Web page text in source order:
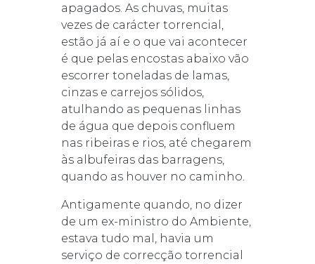
apagados. As chuvas, muitas
vezes de carácter torrencial,
estão já aí e o que vai acontecer
é que pelas encostas abaixo vão
escorrer toneladas de lamas,
cinzas e carrejos sólidos,
atulhando as pequenas linhas
de água que depois confluem
nas ribeiras e rios, até chegarem
às albufeiras das barragens,
quando as houver no caminho.
Antigamente quando, no dizer
de um ex-ministro do Ambiente,
estava tudo mal, havia um
serviço de correcção torrencial